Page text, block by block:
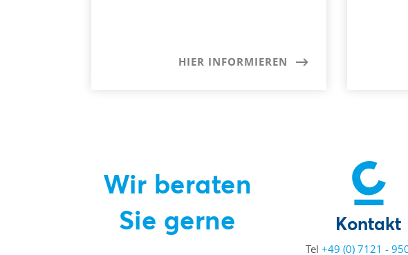
HIER INFORMIEREN
Wir beraten
Sie gerne
Kontakt
Tel+49 (0) 7121 -